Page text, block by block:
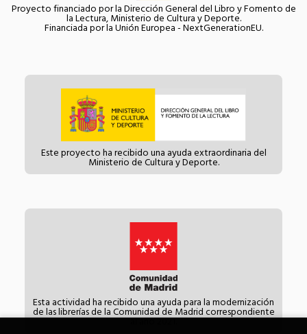
Proyecto financiado por la Dirección General del Libro y Fomento de
la Lectura, Ministerio de Cultura y Deporte.
Financiada por la Unión Europea - NextGenerationEU.
Este proyecto ha recibido una ayuda extraordinaria del
Ministerio de Cultura y Deporte.
Esta actividad ha recibido una ayuda para la modernización
de las librerías de la Comunidad de Madrid correspondiente
al año 2021.